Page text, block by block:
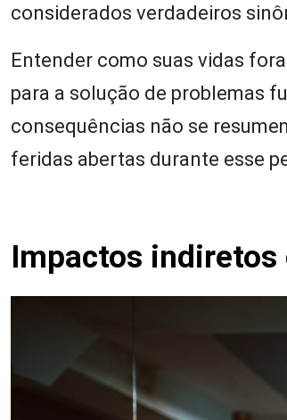
considerados verdadeiros
Entender como suas vidas
para a solução de problemas
consequências não se
feridas abertas durante esse
Impactos indiretos